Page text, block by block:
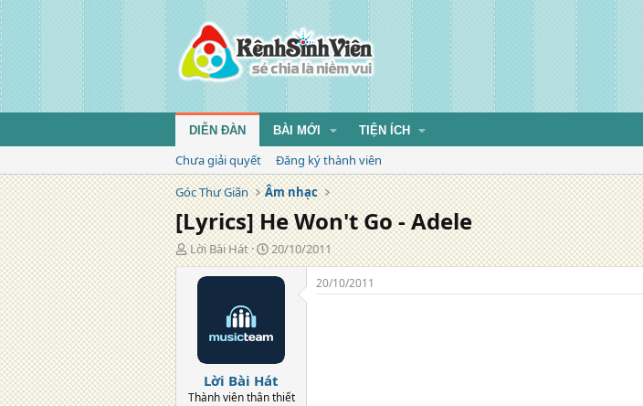
DIỄN ĐÀN BÀI MỚI TIỆN ÍCH
Chưa giải quyết
Đăng ký thành viên
Góc Thư Giãn
Âm nhạc
[Lyrics] He Won't Go - Adele
T
á
Lời Bài Hát
N
g
à
n
g
20/10/2011
Lời Bài Hát
Thành viên thân thiết
20/10/2011